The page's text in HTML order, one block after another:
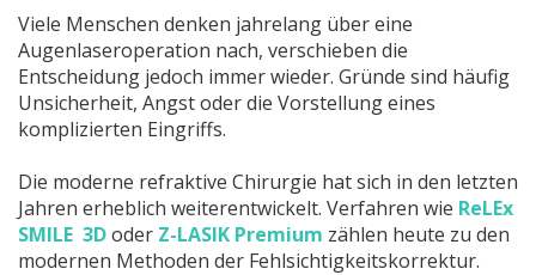
Viele Menschen denken jahrelang über eine
Augenlaseroperation nach, verschieben die
Entscheidung jedoch immer wieder. Gründe sind häufig
Unsicherheit, Angst oder die Vorstellung eines
komplizierten Eingriffs.
Die moderne refraktive Chirurgie hat sich in den letzten
Jahren erheblich weiterentwickelt. Verfahren wie ReLEx
SMILE 3Doder Z-LASIK Premium zählen heute zu den
modernen Methoden der Fehlsichtigkeitskorrektur.